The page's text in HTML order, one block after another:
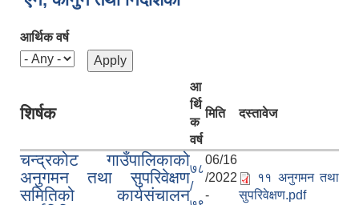
आर्थिक वर्ष
शिर्षक
आ
र्थि
क
वर्ष
मिति दस्तावेज
चन्द्रकोट गाउँपालिकाको
अनुगमन तथा सुपरिवेक्षण
समितिको कार्यसंचालन
७८
/
06/16
/2022
-
११ अनुगमन तथा
सुपरिवेक्षण.pdf